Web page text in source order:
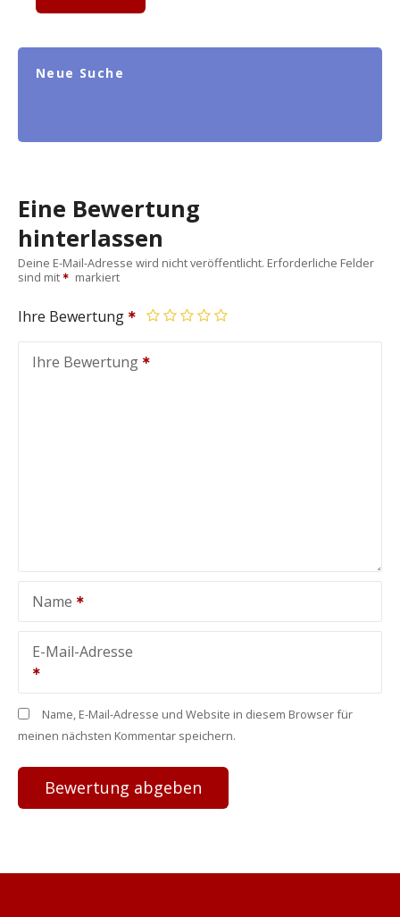
Neue Suche
Eine Bewertung
hinterlassen
Deine E-Mail-Adresse wird nicht veröffentlicht. Erforderliche Felder
sind mit
markiert
Ihre Bewertung
Ihre Bewertung
Name
E-Mail-Adresse
Name, E-Mail-Adresse und Website in diesem Browser für
meinen nächsten Kommentar speichern.